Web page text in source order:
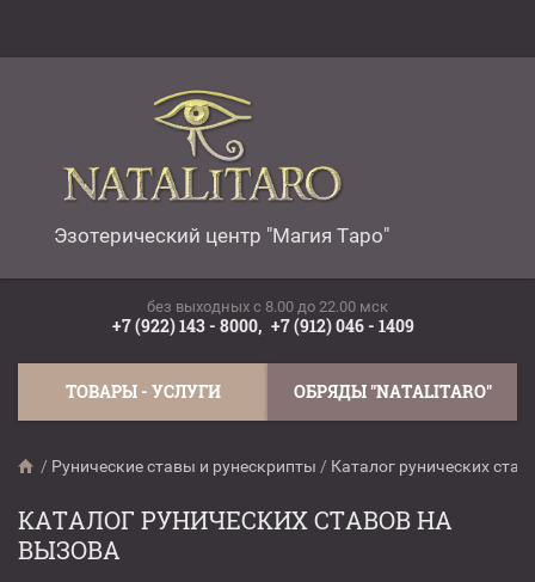
Эзотерический центр "Магия Таро"
без выходных c 8.00 до 22.00 мск
+7 (922) 143 - 8000, +7 (912) 046 - 1409
ТОВАРЫ - УСЛУГИ ОБРЯДЫ "NATALITARO"
/ Рунические ставы и рунескрипты / Каталог рунических
КАТАЛОГ РУНИЧЕСКИХ СТАВОВ НА
ВЫЗОВА